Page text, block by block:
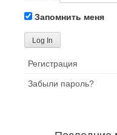
Запомнить меня
Регистрация
Забыли пароль?